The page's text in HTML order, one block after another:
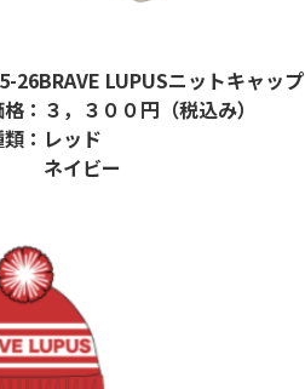
26BRAVE LUPUSニットキャップ
：３，３００ 円（税込み）
：レッド
ビー